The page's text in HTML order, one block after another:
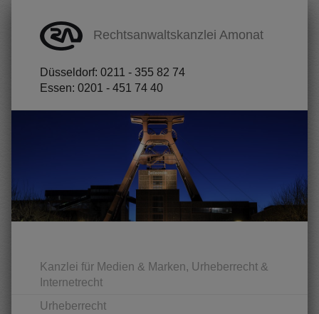
Rechtsanwaltskanzlei Amonat
Düsseldorf: 0211 - 355 82 74
Essen: 0201 - 451 74 40
Kanzlei für Medien & Marken, Urheberrecht &
Internetrecht
Urheberrecht